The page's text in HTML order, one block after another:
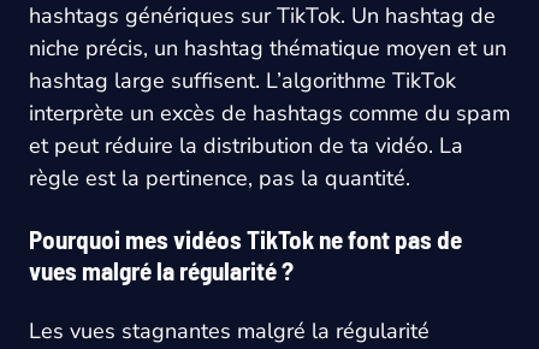
hashtags génériques sur TikTok. Un hashtag de
niche précis, un hashtag thématique moyen et un
hashtag large suffisent. L’algorithme TikTok
interprète un excès de hashtags comme du spam
et peut réduire la distribution de ta vidéo. La
règle est la pertinence, pas la quantité.
Pourquoi mes vidéos TikTok ne font pas de
vues malgré la régularité ?
Les vues stagnantes malgré la régularité